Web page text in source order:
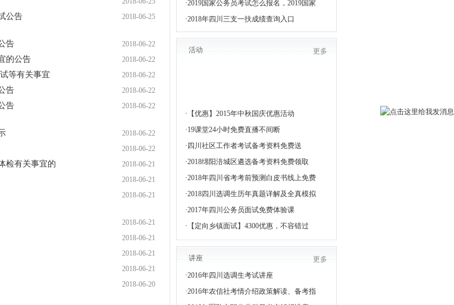
公告 2018-06-25
告 2018-06-22
的公告 2018-06-22
等有关事宜 2018-06-22
告 2018-06-22
告 2018-06-22
2018-06-22
2018-06-22
检有关事宜的 2018-06-21
2018-06-21
2018-06-21
2018-06-21
2018-06-21
2018-06-21
2018-06-21
2018-06-20
·2019国家公务员考试怎么报名，2019国家
·2018年四川三支一扶成绩查询入口
活动 更多
· 【优惠】2015年中秋国庆优惠活动
·19课堂24小时免费直播不间断
· 四川社区工作者考试备考资料免费送
·2018绵阳涪城区遴选备考资料免费领取
·2018年四川省考考前预测白皮书线上免费
·2018四川选调生历年真题详解及全真模拟
·2017年四川公务员面试免费体验课
· 【定向乡镇面试】4300优惠，不容错过
讲座
更多
·2016年四川选调生考试讲座
·2016年农信社考情介绍政策解读、备考指